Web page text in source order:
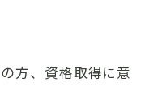
方、資格取得に意